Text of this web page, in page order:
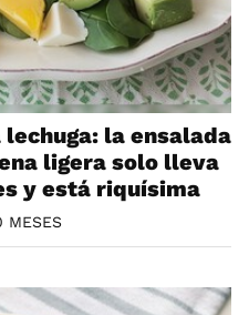
la ensalada
ligera solo lleva
y está riquísima
MESES